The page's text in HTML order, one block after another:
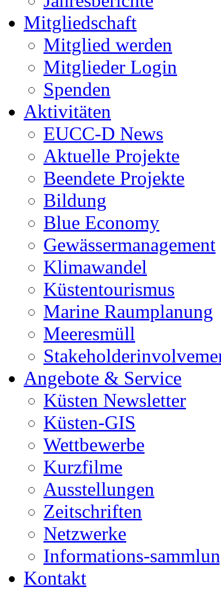
Mitgliedschaft
Mitglied werden
Mitglieder Login
Spenden
Aktivitäten
EUCC-D News
Aktuelle Projekte
Beendete Projekte
Bildung
Blue Economy
Gewässermanagement
Klimawandel
Küstentourismus
Marine Raumplanung
Meeresmüll
Angebote & Service
Küsten Newsletter
Küsten-GIS
Wettbewerbe
Kurzfilme
Ausstellungen
Zeitschriften
Netzwerke
Informations-
Kontakt